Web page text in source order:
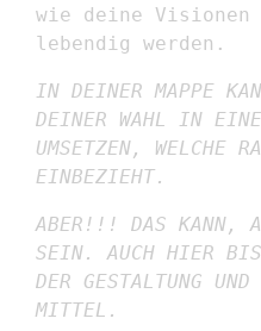
wie deine Visionen
lebendig werden.
IN DEINER MAPPE
DEINER WAHL IN
UMSETZEN, WELCHE
EINBEZIEHT.
ABER!!! DAS KANN,
SEIN. AUCH HIER
DER GESTALTUNG
MITTEL.